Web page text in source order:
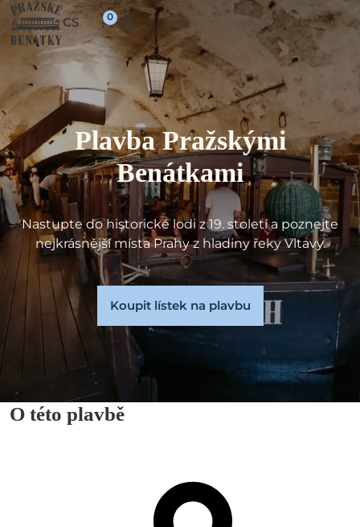
CS
Plavba Pražskými
Benátkami
Nastupte do historické lodi z 19. století a poznejte
nejkrásnější místa Prahy z hladiny řeky Vltavy.
Koupit lístek na plavbu
O této plavbě